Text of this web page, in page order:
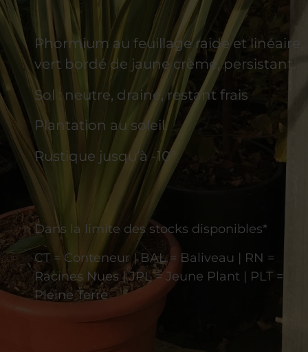
Phormium au feuillage raide et linéaire,
vert bordé de jaune crème, persistant.
Sol : neutre, drainé, restant frais
Plantation au soleil.
Rustique jusqu’à -10°
Dans la limite des stocks disponibles*
CT = Conteneur | BAL = Baliveau | RN =
Racines Nues | JPL = Jeune Plant | PLT =
Pleine Terre